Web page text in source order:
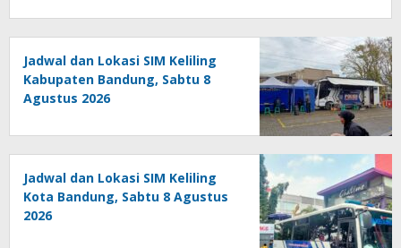
Jadwal dan Lokasi SIM Keliling
Kabupaten Bandung, Sabtu 8
Agustus 2026
Jadwal dan Lokasi SIM Keliling
Kota Bandung, Sabtu 8 Agustus
2026